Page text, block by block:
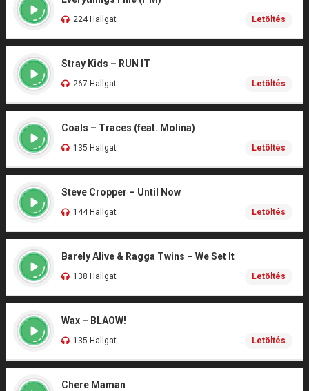
224 Hallgat Letöltés
Stray Kids – RUN IT
267 Hallgat Letöltés
Coals – Traces (feat. Molina)
135 Hallgat Letöltés
Steve Cropper – Until Now
144 Hallgat Letöltés
Barely Alive & Ragga Twins – We Set It
138 Hallgat Letöltés
Wax – BLAOW!
135 Hallgat Letöltés
Chere Maman